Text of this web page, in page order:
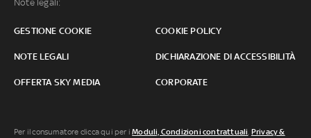
Note legali:
GESTIONE COOKIE COOKIE POLICY
NOTE LEGALI DICHIARAZIONE DI ACCESSIBILITÀ
OFFERTA SKY MEDIA CORPORATE
Per il consumatore clicca qui per iModuli, Condizioni contrattuali, Privacy &